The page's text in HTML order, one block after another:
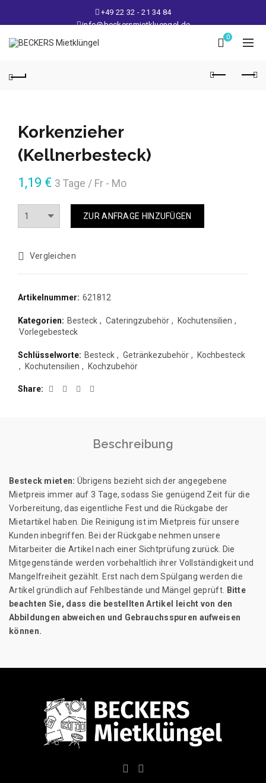
+49 22 32 - 21 34 84
info@beckersmietkluengel.de
Lager: Gutenbergstraße 1 - 50389 Wesseling
Mo - Fr: 9 – 17 Uhr, Sa: 9 – 12 Uhr
0
Korkenzieher
(Kellnerbesteck)
1,19 € 3 Tage / Fr - Mo
ZUR ANFRAGE HINZUFÜGEN
Vergleichen
Artikelnummer: 621812
Kategorien: Besteck , Cateringzubehör , Kochutensilien ,
Vorlegebesteck
Schlüsselworte: Besteck , Getränkezubehör ,
Kochbesteck
,
Kochutensilien , Kochzubehör
Share
Beschreibung
Besteck mieten: Übrigens bezieht sich der angegebene
Mietpreis immer auf 3 Tage, sodass Sie genügend Zeit für die
Vorbereitung, das eigentliche Fest und die Rückgabe der
Mietartikel haben. Die Reinigung ist im Mietpreis für unsere
Kunden inbegriffen. Bei der Rückgabe nehmen unsere
Mitarbeiter die Artikel nach einer Sichtprüfung zurück. Die
Mitgegenstände werden vorbehaltlich ihrer Vollständigkeit und
Mangelfreiheit gezählt. Erst nach dem Spülgang werden die
Artikel gründlich auf Fehlbestände und Mängel geprüft.
Bitte
beachten Sie, dass die bestellten Artikel leicht von den
Abbildungen abweichen und Gebrauchsspuren aufweisen
können.